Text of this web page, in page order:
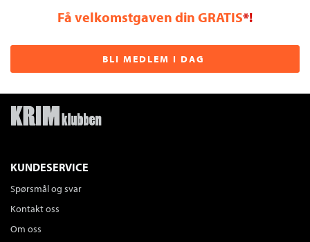
Få velkomstgaven din GRATIS*!
BLI MEDLEM I DAG
KUNDESERVICE
Spørsmål og svar
Kontakt oss
Om oss